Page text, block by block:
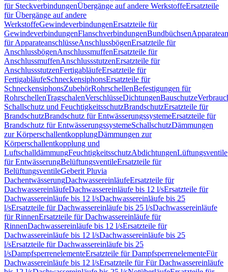
für SteckverbindungenÜbergänge auf andere WerkstoffeErsatzteile
für Übergänge auf andere
WerkstoffeGewindeverbindungenErsatzteile für
GewindeverbindungenFlanschverbindungenBundbüchsen
für ApparateanschlüsseAnschlussbögenErsatzteile für
AnschlussbögenAnschlussmuffenErsatzteile für
AnschlussmuffenAnschlussstutzenErsatzteile für
AnschlussstutzenFertigabläufeErsatzteile für
FertigabläufeSchneckensiphonsErsatzteile für
SchneckensiphonsZubehörRohrschellenBefestigungen für
RohrschellenTragschalenVerschlüsseDichtungenBauschutze
Schallschutz und FeuchtigkeitsschutzBrandschutzErsatzteile für
BrandschutzBrandschutz für EntwässerungssystemeErsatzteile für
Brandschutz für EntwässerungssystemeSchallschutzDämmungen
zur KörperschallentkopplungDämmungen zur
Körperschallentkopplung und
LuftschalldämmungFeuchtigkeitsschutzAbdichtungenLüftungsventile
für EntwässerungBelüftungsventileErsatzteile für
BelüftungsventileGeberit Pluvia
DachentwässerungDachwassereinläufeErsatzteile für
DachwassereinläufeDachwassereinläufe bis 12 l/sErsatzteile für
Dachwassereinläufe bis 12 l/sDachwassereinläufe bis 25
l/sErsatzteile für Dachwassereinläufe bis 25 l/sDachwassereinläufe
für RinnenErsatzteile für Dachwassereinläufe für
RinnenDachwassereinläufe bis 12 l/sErsatzteile für
Dachwassereinläufe bis 12 l/sDachwassereinläufe bis 25
l/sErsatzteile für Dachwassereinläufe bis 25
l/sDampfsperrenelementeErsatzteile für DampfsperrenelementeFür
Dachwassereinläufe bis 12 l/sErsatzteile für Für Dachwassereinläufe